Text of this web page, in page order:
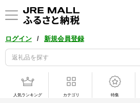
ログイン / 新規会員登録
人気ランキング カテゴリ 特集